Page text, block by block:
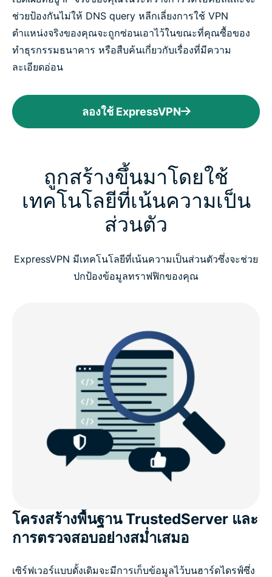
ช่วยป้องกันไม่ให้ DNS query หลีกเลี่ยงการใช้ VPN
ตำแหน่งจริงของคุณจะถูกซ่อนเอาไว้ในขณะที่คุณซื้อของ
ทำธุรกรรมธนาคาร หรือสืบค้นเกี่ยวกับเรื่องที่มีความ
ละเอียดอ่อน
ลองใช้ ExpressVPN
ถูกสร้างขึ้นมาโดยใช้
เทคโนโลยีที่เน้นความเป็น
ส่วนตัว
ExpressVPN มีเทคโนโลยีที่เน้นความเป็นส่วนตัวซึ่งจะช่วย
ปกป้องข้อมูลทราฟฟิกของคุณ
โครงสร้างพื้นฐาน TrustedServer และ
การตรวจสอบอย่างสม่ำเสมอ
เซิร์ฟเวอร์แบบดั้งเดิมจะมีการเก็บข้อมูลไว้บนฮาร์ดไดรฟ์ซึ่ง